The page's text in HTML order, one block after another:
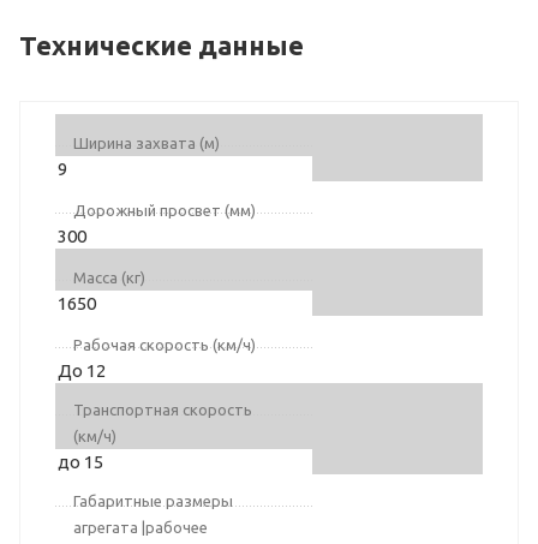
Технические данные
Ширина захвата (м)
9
Дорожный просвет (мм)
300
Масса (кг)
1650
Рабочая скорость (км/ч)
До 12
Транспортная скорость
(км/ч)
до 15
Габаритные размеры
агрегата |рабочее